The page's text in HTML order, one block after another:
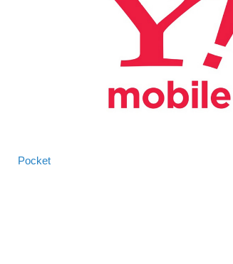
Pocket